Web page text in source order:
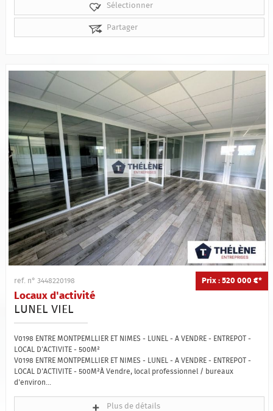
Sélectionner
Partager
Prix : 520 000 €*
ref. n° 3448220198
Locaux d'activité
LUNEL VIEL
V0198 ENTRE MONTPEMLLIER ET NIMES - LUNEL - A VENDRE - ENTREPOT -
LOCAL D'ACTIVITE - 500M²
V0198 ENTRE MONTPEMLLIER ET NIMES - LUNEL - A VENDRE - ENTREPOT -
LOCAL D'ACTIVITE - 500M²À Vendre, local professionnel / bureaux
d'environ...
Plus de détails